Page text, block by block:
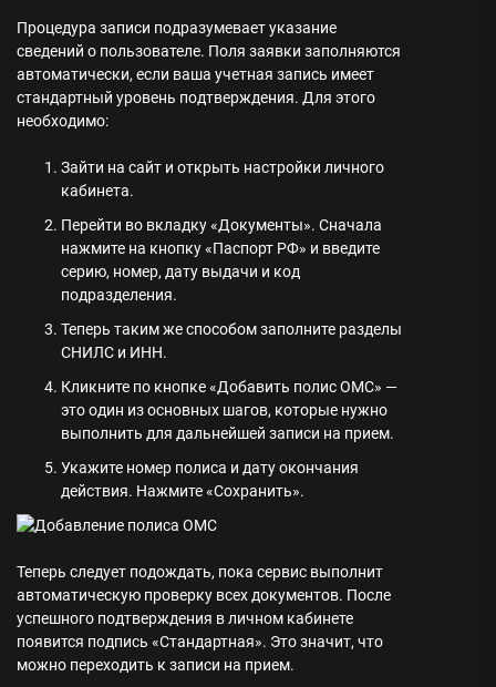
Процедура записи подразумевает указание
сведений о пользователе. Поля заявки заполняются
автоматически, если ваша учетная запись имеет
стандартный уровень подтверждения. Для этого
необходимо:
Зайти на сайт и открыть настройки личного
кабинета.
Перейти во вкладку «Документы». Сначала
нажмите на кнопку «Паспорт РФ» и введите
серию, номер, дату выдачи и код
подразделения.
Теперь таким же способом заполните разделы
СНИЛС и ИНН.
Кликните по кнопке «Добавить полис ОМС» —
это один из основных шагов, которые нужно
выполнить для дальнейшей записи на прием.
Укажите номер полиса и дату окончания
действия. Нажмите «Сохранить».
Теперь следует подождать, пока сервис выполнит
автоматическую проверку всех документов. После
успешного подтверждения в личном кабинете
появится подпись «Стандартная». Это значит, что
можно переходить к записи на прием.